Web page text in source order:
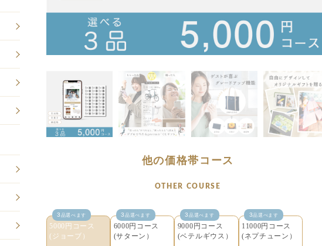
他の価格帯コース
OTHER COURSE
5000円コース
(ジョーブ）
3 品選べます
6000円コース
(サターン）
3 品選べます
9000円コース
(ベテルギウス）
3品選べます
11000円コース
(ネプチューン）
3品選べます